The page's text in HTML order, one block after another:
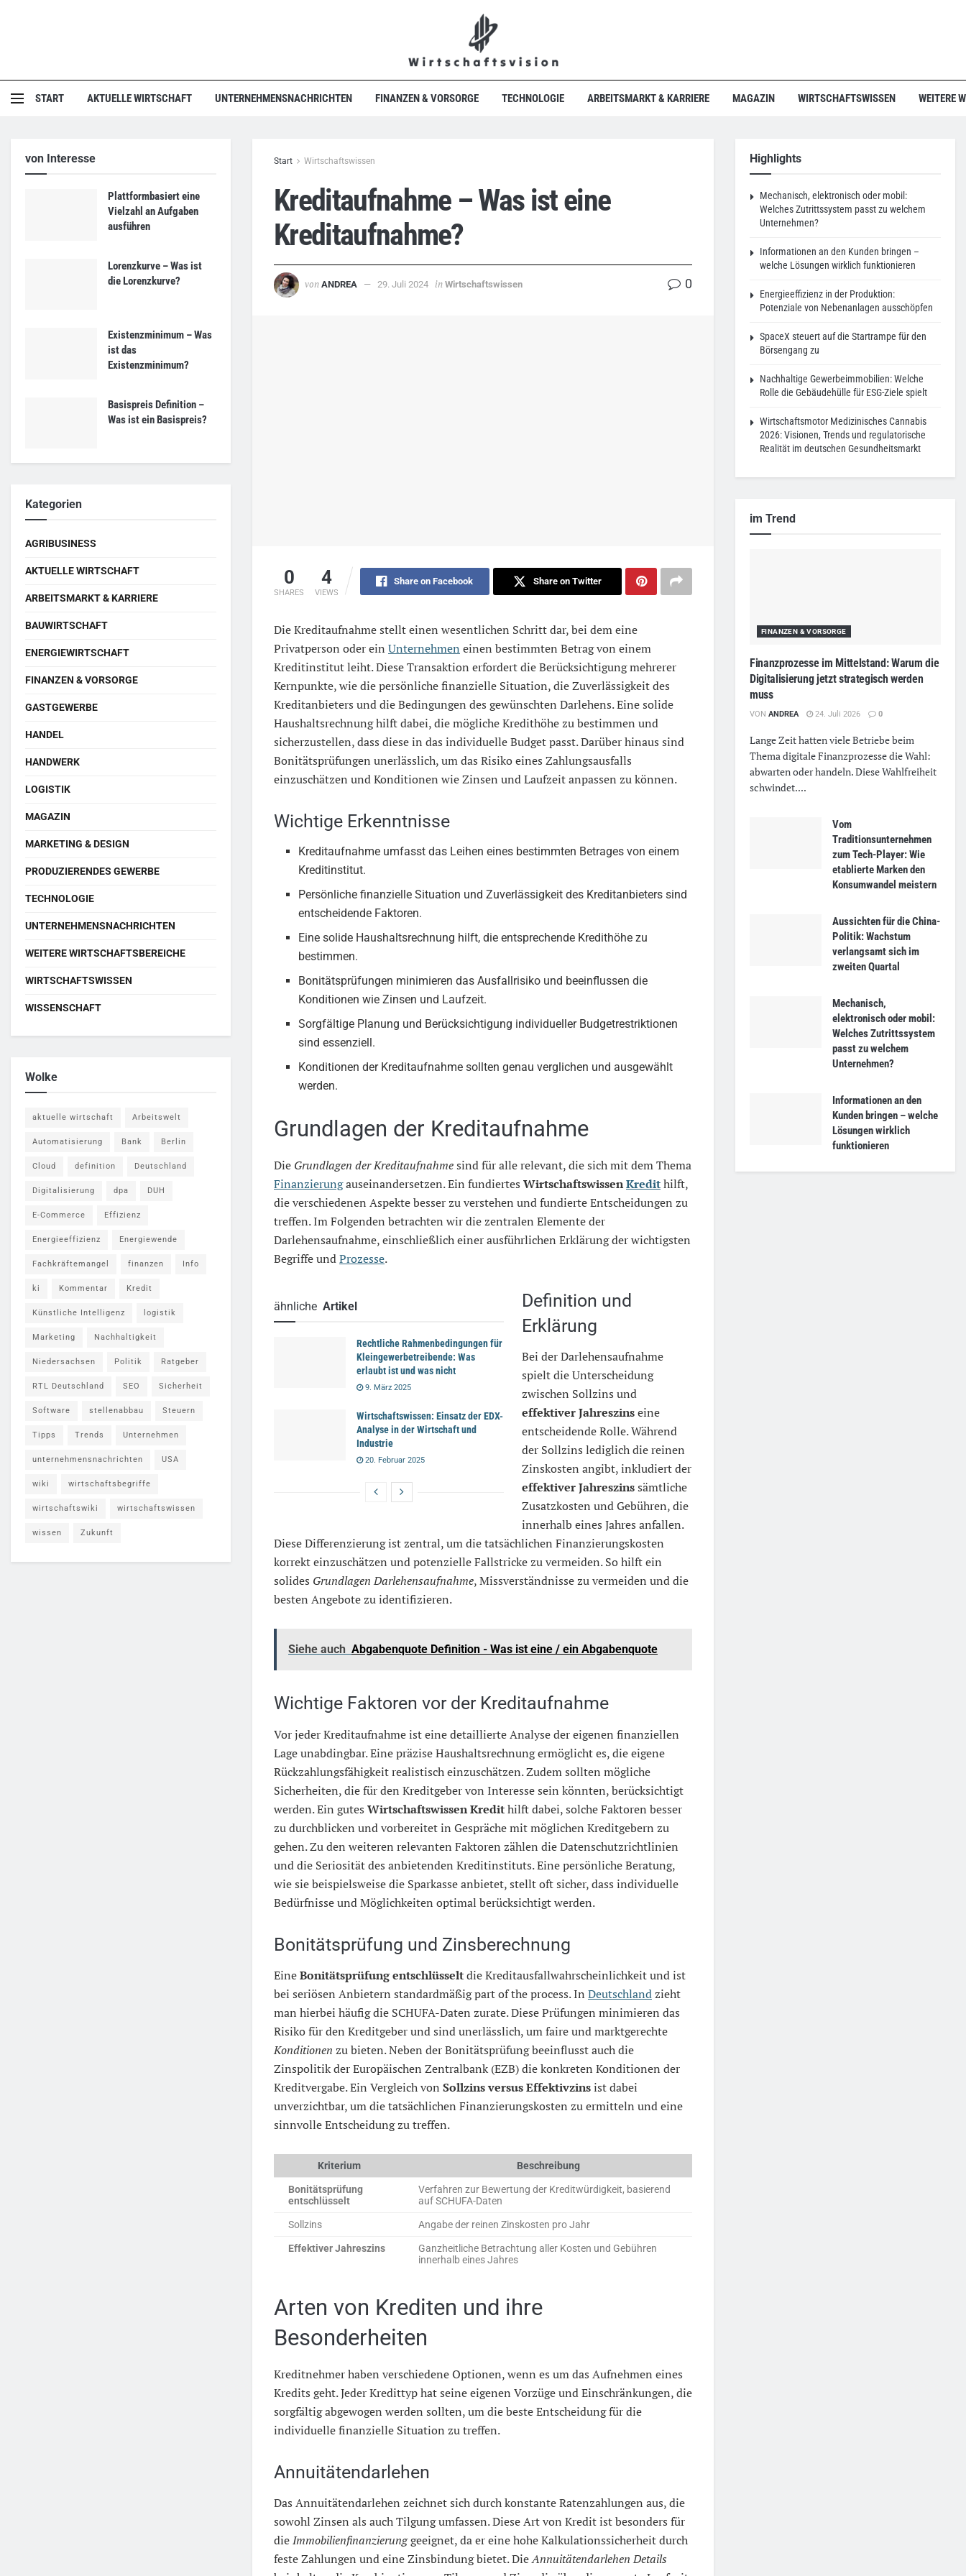
START AKTUELLE WIRTSCHAFT UNTERNEHMENSNACHRICHTEN FINANZEN & VORSORGE TECHNOLOGIE ARBEITSMARKT & KARRIERE MAGAZIN WIRTSCHAFTSWISSEN WEITERE
Start Wirtschaftswissen
Kreditaufnahme – Was ist eine
Kreditaufnahme?
von ANDREA 29. Juli 2024 in Wirtschaftswissen 0
0
SHARES
4
VIEWS
Share on Facebook Share on Twitter
Die Kreditaufnahme stellt einen wesentlichen Schritt dar, bei dem eine
Privatperson oder ein Unternehmen einen bestimmten Betrag von einem
Kreditinstitut leiht. Diese Transaktion erfordert die Berücksichtigung mehrerer
Kernpunkte, wie die persönliche finanzielle Situation, die Zuverlässigkeit des
Kreditanbieters und die Bedingungen des gewünschten Darlehens. Eine solide
Haushaltsrechnung hilft dabei, die mögliche Kredithöhe zu bestimmen und
sicherzustellen, dass diese in das individuelle Budget passt. Darüber hinaus sind
Bonitätsprüfungen unerlässlich, um das Risiko eines Zahlungsausfalls
einzuschätzen und Konditionen wie Zinsen und Laufzeit anpassen zu können.
Wichtige Erkenntnisse
Kreditaufnahme umfasst das Leihen eines bestimmten Betrages von einem
Kreditinstitut.
Persönliche finanzielle Situation und Zuverlässigkeit des Kreditanbieters sind
entscheidende Faktoren.
Eine solide Haushaltsrechnung hilft, die entsprechende Kredithöhe zu
bestimmen.
Bonitätsprüfungen minimieren das Ausfallrisiko und beeinflussen die
Konditionen wie Zinsen und Laufzeit.
Sorgfältige Planung und Berücksichtigung individueller Budgetrestriktionen
sind essenziell.
Konditionen der Kreditaufnahme sollten genau verglichen und ausgewählt
werden.
Grundlagen der Kreditaufnahme
Die Grundlagen der Kreditaufnahmesind für alle relevant, die sich mit dem Thema
Finanzierungauseinandersetzen. Ein fundiertes WirtschaftswissenKredithilft,
die verschiedenen Aspekte besser zu verstehen und fundierte Entscheidungen zu
treffen. Im Folgenden betrachten wir die zentralen Elemente der
Darlehensaufnahme, einschließlich einer ausführlichen Erklärung der wichtigsten
Begriffe undProzesse.
ähnliche Artikel
Rechtliche Rahmenbedingungen für
Kleingewerbetreibende: Was
erlaubt ist und was nicht
9. März 2025
Wirtschaftswissen: Einsatz der EDX-
Analyse in der Wirtschaft und
Industrie
20. Februar 2025
Definition und
Erklärung
Bei der Darlehensaufnahme
spielt die Unterscheidung
zwischen Sollzins und
effektiver Jahreszinseine
entscheidende Rolle. Während
der Sollzins lediglich die reinen
Zinskosten angibt, inkludiert der
effektiver Jahreszinssämtliche
Zusatzkosten und Gebühren, die
innerhalb eines Jahres anfallen.
Diese Differenzierung ist zentral, um die tatsächlichen Finanzierungskosten
korrekt einzuschätzen und potenzielle Fallstricke zu vermeiden. So hilft ein
solides Grundlagen Darlehensaufnahme, Missverständnisse zu vermeiden und die
besten Angebote zu identifizieren.
Siehe auch Abgabenquote Definition - Was ist eine / ein Abgabenquote
Wichtige Faktoren vor der Kreditaufnahme
Vor jeder Kreditaufnahme ist eine detaillierte Analyse der eigenen finanziellen
Lage unabdingbar. Eine präzise Haushaltsrechnung ermöglicht es, die eigene
Rückzahlungsfähigkeit realistisch einzuschätzen. Zudem sollten mögliche
Sicherheiten, die für den Kreditgeber von Interesse sein könnten, berücksichtigt
werden. Ein gutes Wirtschaftswissen Kredithilft dabei, solche Faktoren besser
zu durchblicken und vorbereitet in Gespräche mit möglichen Kreditgebern zu
gehen. Zu den weiteren relevanten Faktoren zählen die Datenschutzrichtlinien
und die Seriosität des anbietenden Kreditinstituts. Eine persönliche Beratung,
wie sie beispielsweise die Sparkasse anbietet, stellt oft sicher, dass individuelle
Bedürfnisse und Möglichkeiten optimal berücksichtigt werden.
Bonitätsprüfung und Zinsberechnung
EineBonitätsprüfung entschlüsseltdie Kreditausfallwahrscheinlichkeit und ist
bei seriösen Anbietern standardmäßig part of the process. In Deutschlandzieht
man hierbei häufig die SCHUFA-Daten zurate. Diese Prüfungen minimieren das
Risiko für den Kreditgeber und sind unerlässlich, um faire und marktgerechte
Konditionen zu bieten. Neben der Bonitätsprüfung beeinflusst auch die
Zinspolitik der Europäischen Zentralbank (EZB) die konkreten Konditionen der
Kreditvergabe. Ein Vergleich von Sollzins versus Effektivzinsist dabei
unverzichtbar, um die tatsächlichen Finanzierungskosten zu ermitteln und eine
sinnvolle Entscheidung zu treffen.
Kriterium Beschreibung
Bonitätsprüfung
entschlüsselt
Verfahren zur Bewertung der Kreditwürdigkeit, basierend
auf SCHUFA-Daten
Sollzins Angabe der reinen Zinskosten pro Jahr
Effektiver Jahreszins
Ganzheitliche Betrachtung aller Kosten und Gebühren
innerhalb eines Jahres
Arten von Krediten und ihre
Besonderheiten
Kreditnehmer haben verschiedene Optionen, wenn es um das Aufnehmen eines
Kredits geht. Jeder Kredittyp hat seine eigenen Vorzüge und Einschränkungen, die
sorgfältig abgewogen werden sollten, um die beste Entscheidung für die
individuelle finanzielle Situation zu treffen.
Annuitätendarlehen
Das Annuitätendarlehen zeichnet sich durch konstante Ratenzahlungen aus, die
sowohl Zinsen als auch Tilgung umfassen. Diese Art von Kredit ist besonders für
dieImmobilienfinanzierunggeeignet, da er eine hohe Kalkulationssicherheit durch
feste Zahlungen und eine Zinsbindung bietet. DieAnnuitätendarlehen Details
von Interesse
Plattformbasiert eine
Vielzahl an Aufgaben
ausführen
Lorenzkurve – Was ist
die Lorenzkurve?
Existenzminimum – Was
ist das
Existenzminimum?
Basispreis Definition –
Was ist ein Basispreis?
Kategorien
AGRIBUSINESS
AKTUELLE WIRTSCHAFT
ARBEITSMARKT & KARRIERE
BAUWIRTSCHAFT
ENERGIEWIRTSCHAFT
FINANZEN & VORSORGE
GASTGEWERBE
HANDEL
HANDWERK
LOGISTIK
MAGAZIN
MARKETING & DESIGN
PRODUZIERENDES GEWERBE
TECHNOLOGIE
UNTERNEHMENSNACHRICHTEN
WEITERE WIRTSCHAFTSBEREICHE
WIRTSCHAFTSWISSEN
WISSENSCHAFT
Wolke
aktuelle wirtschaft Arbeitswelt
Automatisierung Bank Berlin
Cloud definition Deutschland
Digitalisierung dpa DUH
E-Commerce Effizienz
Energieeffizienz Energiewende
Fachkräftemangel finanzen Info
ki Kommentar Kredit
Künstliche Intelligenz logistik
Marketing Nachhaltigkeit
Niedersachsen Politik Ratgeber
RTL Deutschland SEO Sicherheit
Software stellenabbau Steuern
Tipps Trends Unternehmen
unternehmensnachrichten USA
wiki wirtschaftsbegriffe
wirtschaftswiki wirtschaftswissen
wissen Zukunft
Highlights
Mechanisch, elektronisch oder mobil:
Welches Zutrittssystem passt zu welchem
Unternehmen?
Informationen an den Kunden bringen –
welche Lösungen wirklich funktionieren
Energieeffizienz in der Produktion:
Potenziale von Nebenanlagen ausschöpfen
SpaceX steuert auf die Startrampe für den
Börsengang zu
Nachhaltige Gewerbeimmobilien: Welche
Rolle die Gebäudehülle für ESG-Ziele spielt
Wirtschaftsmotor Medizinisches Cannabis
2026: Visionen, Trends und regulatorische
Realität im deutschen Gesundheitsmarkt
im Trend
FINANZEN & VORSORGE
Finanzprozesse im Mittelstand: Warum die
Digitalisierung jetzt strategisch werden
muss
VON ANDREA 24. Juli 2026 0
Lange Zeit hatten viele Betriebe beim
Thema digitale Finanzprozesse die Wahl:
abwarten oder handeln. Diese Wahlfreiheit
schwindet....
Vom
Traditionsunternehmen
zum Tech-Player: Wie
etablierte Marken den
Konsumwandel meistern
Aussichten für die China-
Politik: Wachstum
verlangsamt sich im
zweiten Quartal
Mechanisch,
elektronisch oder mobil:
Welches Zutrittssystem
passt zu welchem
Unternehmen?
Informationen an den
Kunden bringen – welche
Lösungen wirklich
funktionieren